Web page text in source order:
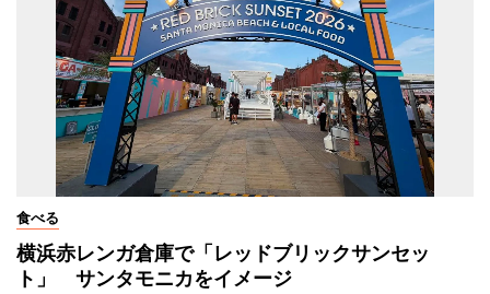
食べる
横浜赤レンガ倉庫で「レッドブリックサンセッ
ト」 サンタモニカをイメージ